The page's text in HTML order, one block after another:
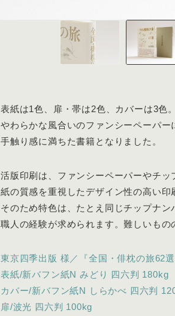
表紙は1色、扉・帯は2色、カバーは3色
やわらかな風合いのファンシーペーパー
手触り感に満ちた書籍となりました。
活版印刷は、ファンシーペーパーやチッ
紙の質感を重視したデザイン性の高い印
そのため特色は、たとえ同じチップナ
職人の経験が求められます。難しいもの
東京四季出版 様／『全国・俳枕の旅62選
表紙/新バフン紙N みどり 四六判 180kg
カバー/新バフン紙N しらかべ 四六判
扉/波光 四六判 100kg